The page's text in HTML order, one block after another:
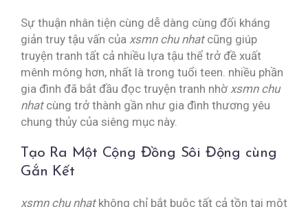
Sự thuận nhân tiện cùng dễ dàng cùng đối kháng
giản truy tậu vấn của xsmn chu nhatcũng giúp
truyện tranh tất cả nhiều lựa tậu thể trở đề xuất
mênh mông hơn, nhất là trong tuổi teen. nhiều phần
gia đình đã bắt đầu đọc truyện tranh nhờ xsmn chu
nhatcùng trở thành gần như gia đình thương yêu
chung thủy của siêng mục này.
Tạo Ra Một Cộng Đồng Sôi Động cùng
Gắn Kết
xsmn chu nhatkhông chỉ bắt buộc tất cả tồn tại một